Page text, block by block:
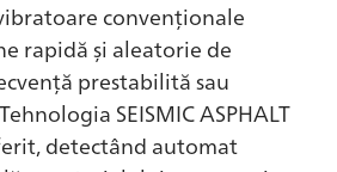
convenționale
rapidă și aleatorie de
prestabilită sau
SEISMIC ASPHALT
detectând automat